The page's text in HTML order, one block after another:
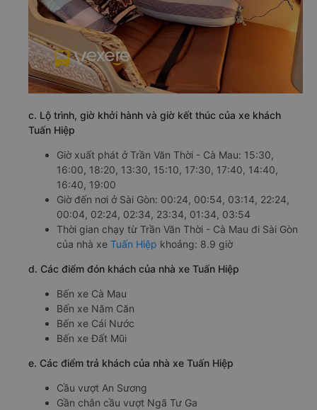
c. Lộ trình, giờ khởi hành và giờ kết thúc của xe khách
Tuấn Hiệp
Giờ xuất phát ở Trần Văn Thời - Cà Mau: 15:30,
16:00, 18:20, 13:30, 15:10, 17:30, 17:40, 14:40,
16:40, 19:00
Giờ đến nơi ở Sài Gòn: 00:24, 00:54, 03:14, 22:24,
00:04, 02:24, 02:34, 23:34, 01:34, 03:54
Thời gian chạy từ Trần Văn Thời - Cà Mau đi Sài Gòn
của nhà xe Tuấn Hiệp khoảng: 8.9 giờ
d. Các điểm đón khách của nhà xe Tuấn Hiệp
Bến xe Cà Mau
Bến xe Năm Căn
Bến xe Cái Nước
Bến xe Đất Mũi
e. Các điểm trả khách của nhà xe Tuấn Hiệp
Cầu vượt An Sương
Gần chân cầu vượt Ngã Tư Ga